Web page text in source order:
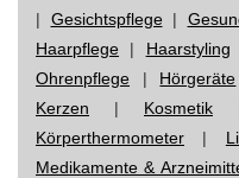
| Gesichtspflege|
Haarpflege | Haarstyling
Ohrenpflege | Hörgeräte
Kerzen | Kosmetik
Körperthermometer |
Medikamente &